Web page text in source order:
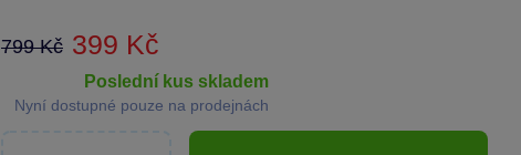
799 Kč 399 Kč
poslední kus skladem
Nyní dostupné pouze na prodejnách